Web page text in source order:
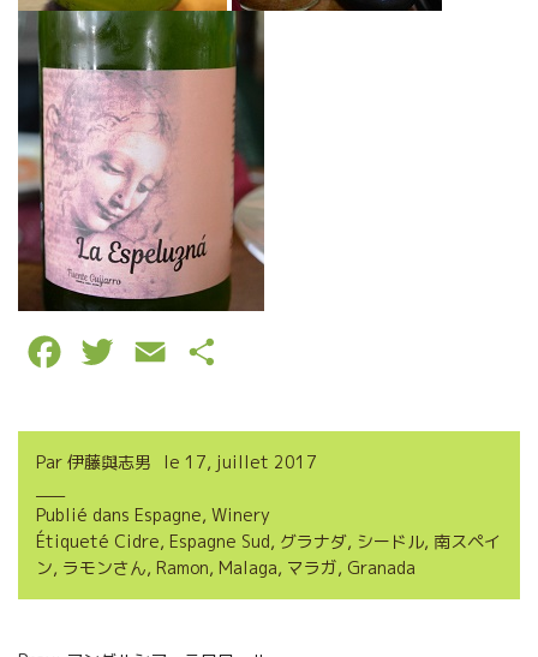
c
b
o
i
t
e
a
l
r
a
g
Par 伊藤與志男 le 17, juillet 2017
Publié dans Espagne, Winery
Étiqueté Cidre, Espagne Sud, グラナダ, シードル, 南スペイ
ン, ラモンさん, Ramon, Malaga, マラガ, Granada